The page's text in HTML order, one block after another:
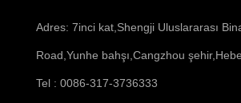
Adres: 7inci kat,Shengji Uluslararası
Road,Yunhe bahşı,Cangzhou
Tel : 0086-317-3736333